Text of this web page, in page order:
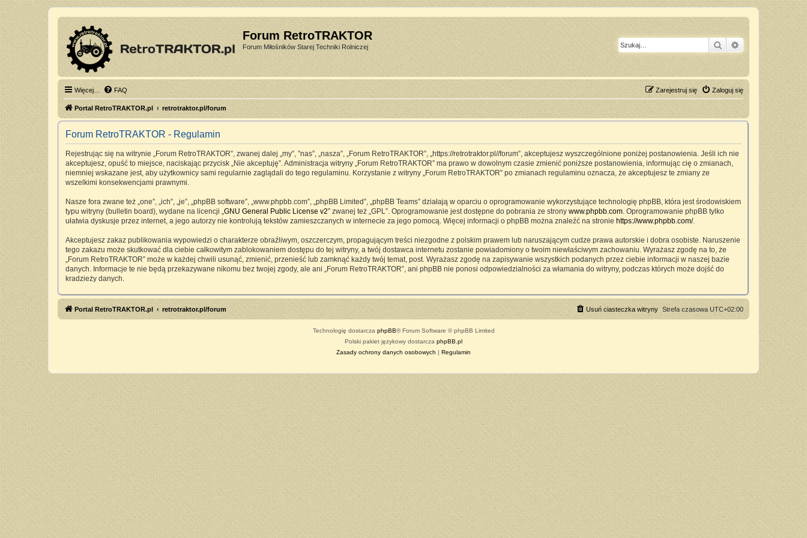
Forum RetroTRAKTOR
Forum Miłośników Starej Techniki Rolniczej Szukaj
Więcej… FAQ Zaloguj się
Zarejestruj się
Portal RetroTRAKTOR.pl retrotraktor.pl/forum
Forum RetroTRAKTOR - Regulamin
Rejestrując się na witrynie „Forum RetroTRAKTOR”, zwanej dalej „my”, ”nas”, „nasza”, „Forum RetroTRAKTOR”, „https://retrotraktor.pl//forum”, akceptujesz wyszczególnione poniżej postanowienia. Jeśli ich nie
akceptujesz, opuść to miejsce, naciskając przycisk „Nie akceptuję”. Administracja witryny „Forum RetroTRAKTOR” ma prawo w dowolnym czasie zmienić poniższe postanowienia, informując cię o zmianach,
niemniej wskazane jest, aby użytkownicy sami regularnie zaglądali do tego regulaminu. Korzystanie z witryny „Forum RetroTRAKTOR” po zmianach regulaminu oznacza, że akceptujesz te zmiany ze
wszelkimi konsekwencjami prawnymi.
Nasze fora zwane też „one”, „ich”, „je”, „phpBB software”, „www.phpbb.com”, „phpBB Limited”, „phpBB Teams” działają w oparciu o oprogramowanie wykorzystujące technologię phpBB, która jest środowiskiem
typu witryny (bulletin board), wydane na licencji „GNU General Public License v2” zwanej też „GPL”. Oprogramowanie jest dostępne do pobrania ze strony www.phpbb.com. Oprogramowanie phpBB tylko
ułatwia dyskusje przez internet, a jego autorzy nie kontrolują tekstów zamieszczanych w internecie za jego pomocą. Więcej informacji o phpBB można znaleźć na stronie https://www.phpbb.com/.
Akceptujesz zakaz publikowania wypowiedzi o charakterze obraźliwym, oszczerczym, propagującym treści niezgodne z polskim prawem lub naruszającym cudze prawa autorskie i dobra osobiste. Naruszenie
tego zakazu może skutkować dla ciebie całkowitym zablokowaniem dostępu do tej witryny, a twój dostawca internetu zostanie powiadomiony o twoim niewłaściwym zachowaniu. Wyrażasz zgodę na to, że
„Forum RetroTRAKTOR” może w każdej chwili usunąć, zmienić, przenieść lub zamknąć każdy twój temat, post. Wyrażasz zgodę na zapisywanie wszystkich podanych przez ciebie informacji w naszej bazie
danych. Informacje te nie będą przekazywane nikomu bez twojej zgody, ale ani „Forum RetroTRAKTOR”, ani phpBB nie ponosi odpowiedzialności za włamania do witryny, podczas których może dojść do
kradzieży danych.
Portal RetroTRAKTOR.pl retrotraktor.pl/forum Strefa czasowa UTC+02:00
Usuń ciasteczka witryny
Technologię dostarcza phpBB® Forum Software © phpBB Limited
Polski pakiet językowy dostarcza phpBB.pl
Zasady ochrony danych osobowych | Regulamin